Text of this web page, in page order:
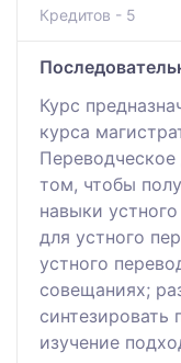
Кредитов - 5
Курс
курса
том, чтобы
навыки
для устного
устного
совещаниях;
изучение